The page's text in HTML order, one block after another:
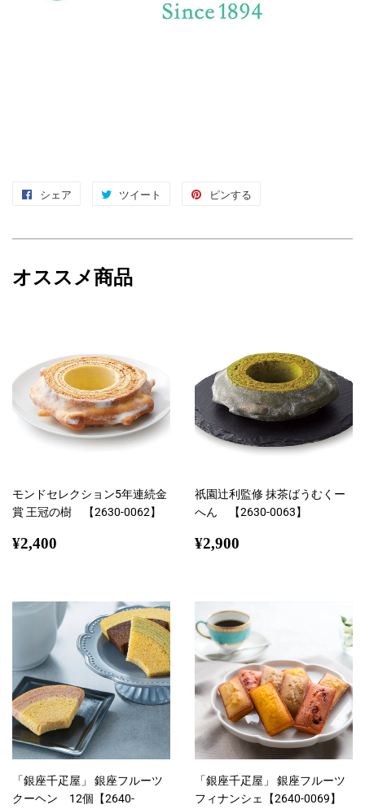
シェア
Facebook
シ
ェ
ツイート
Twitter
投
ピンする
ピ
オススメ商品
モンドセレクション5年連続金
賞 王冠の樹 【2630-0062】
通
¥2,400
祇園辻利監修 抹茶ばうむくー
へん 【2630-0063】
通
¥2,900
「銀座千疋屋」 銀座フルーツ
クーヘン 12個【2640-
「銀座千疋屋」 銀座フルーツ
フィナンシェ【2640-0069】